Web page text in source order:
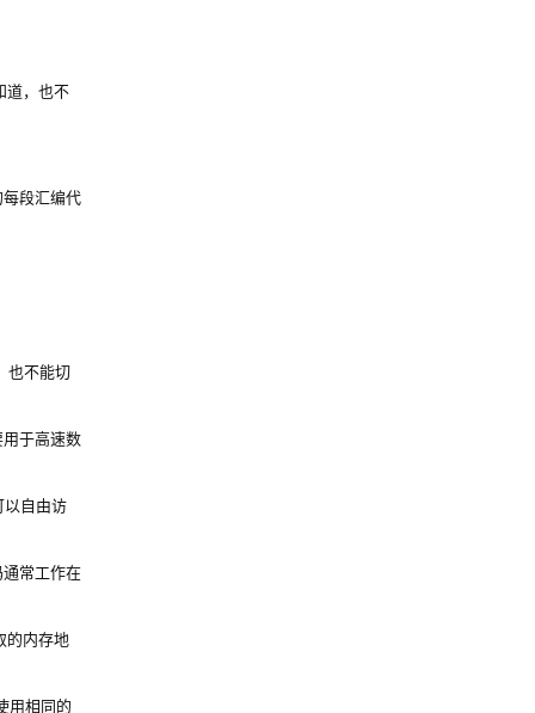
道，也不
段汇编代
也不能切
于高速数
以自由访
常工作在
的内存地
用相同的